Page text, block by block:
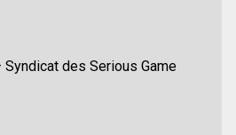
des Serious Game